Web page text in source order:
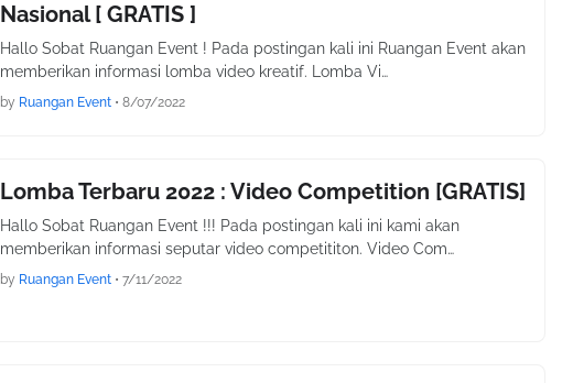
Nasional [ GRATIS ]
Hallo Sobat Ruangan Event ! Pada postingan kali ini Ruangan Event akan
memberikan informasi lomba video kreatif. Lomba Vi…
by Ruangan Event • 8/07/2022
Lomba Terbaru 2022 : Video Competition [GRATIS]
Hallo Sobat Ruangan Event !!! Pada postingan kali ini kami akan
memberikan informasi seputar video competititon. Video Com…
by Ruangan Event • 7/11/2022